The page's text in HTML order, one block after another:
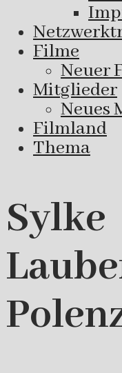
Filme
Neuer
Mitglieder
Neues
Filmland
Thema
Sylke